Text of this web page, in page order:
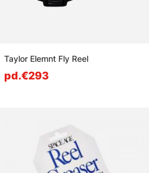
Qu’est-ce qu’un bon ratio de
Qu’est-ce qu’un moulinet
Taylor Elemnt Fly Reel
pd.€293